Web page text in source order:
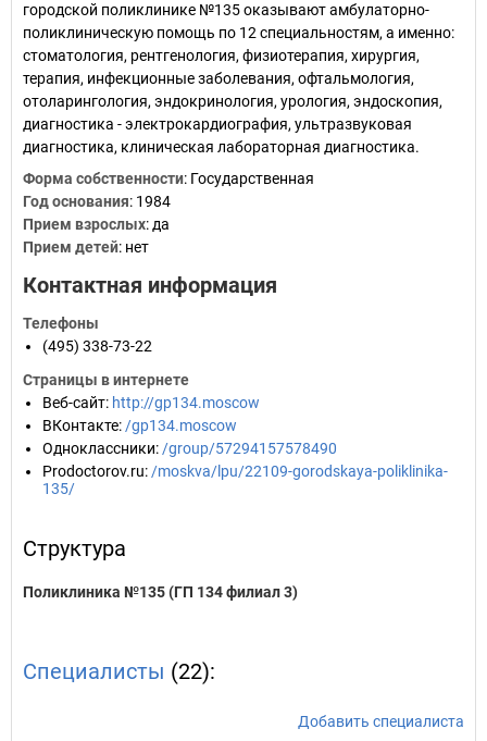
городской поликлинике №135 оказывают амбулаторно-
поликлиническую помощь по 12 специальностям, а именно:
стоматология, рентгенология, физиотерапия, хирургия,
терапия, инфекционные заболевания, офтальмология,
отоларингология, эндокринология, урология, эндоскопия,
диагностика - электрокардиография, ультразвуковая
диагностика, клиническая лабораторная диагностика.
Форма собственности: Государственная
Год основания: 1984
Прием взрослых: да
Прием детей: нет
Контактная информация
Телефоны
(495) 338-73-22
Страницы в интернете
Веб-сайт: http://gp134.moscow
ВКонтакте: /gp134.moscow
Одноклассники: /group/57294157578490
Prodoctorov.ru: /moskva/lpu/22109-gorodskaya-poliklinika-
135/
Структура
Поликлиника №135 (ГП 134 филиал 3)
Специалисты (22):
Добавить специалиста